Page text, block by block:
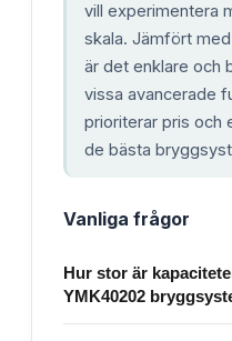
vill experimentera
skala. Jämfört
är det enklare och
vissa avancerade
prioriterar pris och
de bästa
Vanliga frågor
Hur stor är
YMK40202